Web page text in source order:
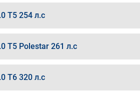
T5 254 л.с
T5 Polestar 261 л.с
T6 320 л.с